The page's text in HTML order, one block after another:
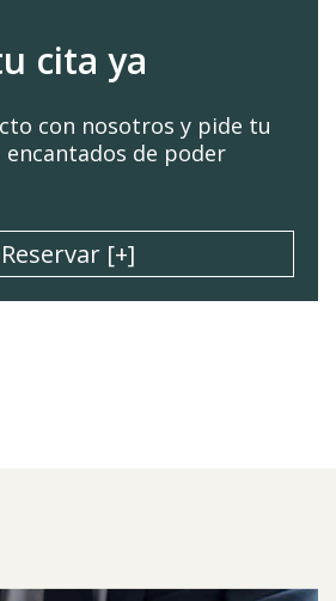
cita ya
con nosotros y pide tu
encantados de poder
Reservar [+]